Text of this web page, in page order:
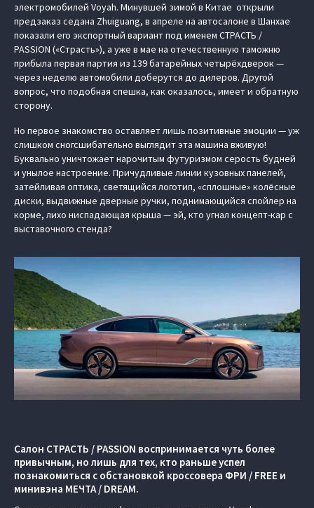
электромобилей Voyah. Минувшей зимой в Китае открыли
предзаказ седана Zhuiguang, в апреле на автосалоне в Шанхае
показали его экспортный вариант под именем СТРАСТЬ /
PASSION («Страсть»), а уже в мае на отечественную таможню
прибыла первая партия из 139 батарейных четырёхдверок —
через неделю автомобили доберутся до дилеров. Другой
вопрос, что подобная спешка, как оказалось, имеет и обратную
сторону.
Но первое знакомство оставляет лишь позитивные эмоции — уж
слишком сногсшибательно выглядит эта машина вживую!
Буквально уничтожает нарочитым футуризмом серость будней
и унылое настроение. Причудливые линии кузовных панелей,
затейливая оптика, светящийся логотип, «сплошные» колёсные
диски, выдвижные дверные ручки, поднимающийся спойлер на
корме, лихо ниспадающая крыша — эй, кто угнал концепт-кар с
выставочного стенда?
Салон СТРАСТЬ / PASSION воспринимается чуть более
привычным, но лишь для тех, кто раньше успел
познакомиться с обстановкой кроссовера ФРИ / FREE и
минивэна МЕЧТА / DREAM.